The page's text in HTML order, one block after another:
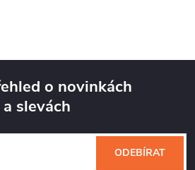
o novinkách
a slevách
ODEBÍRAT